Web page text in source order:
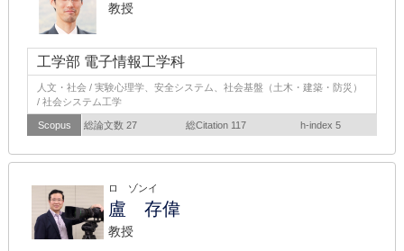
教授
工学部 電子情報工学科
人文・社会 / 実験心理学、安全システム、社会基盤（土木・建築・防災）
/ 社会システム工学
Scopus 総論文数 27 総Citation 117 h-index 5
ロ ゾンイ
盧 存偉
教授